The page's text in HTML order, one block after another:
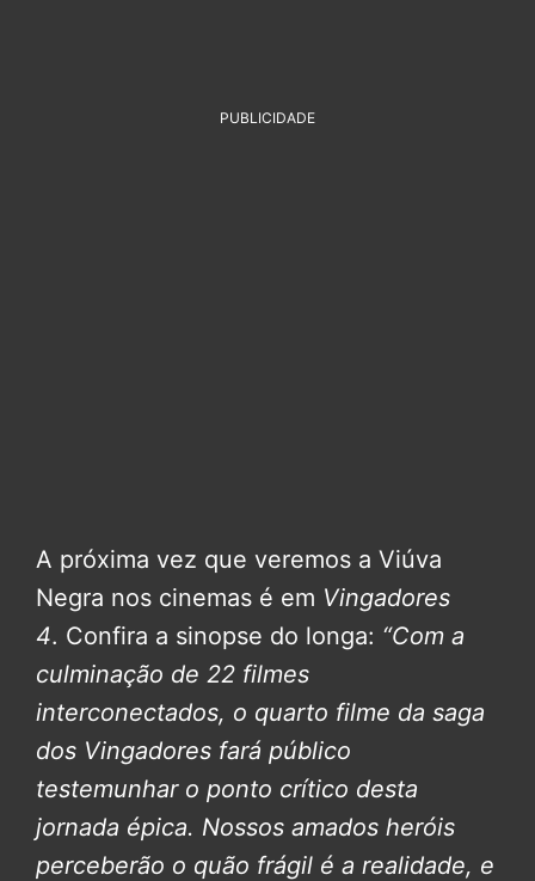
PUBLICIDADE
A próxima vez que veremos a Viúva
Negra nos cinemas é em Vingadores
4. Confira a sinopse do longa: “Com a
culminação de 22 filmes
interconectados, o quarto filme da saga
dos Vingadores fará público
testemunhar o ponto crítico desta
jornada épica. Nossos amados heróis
perceberão o quão frágil é a realidade, e